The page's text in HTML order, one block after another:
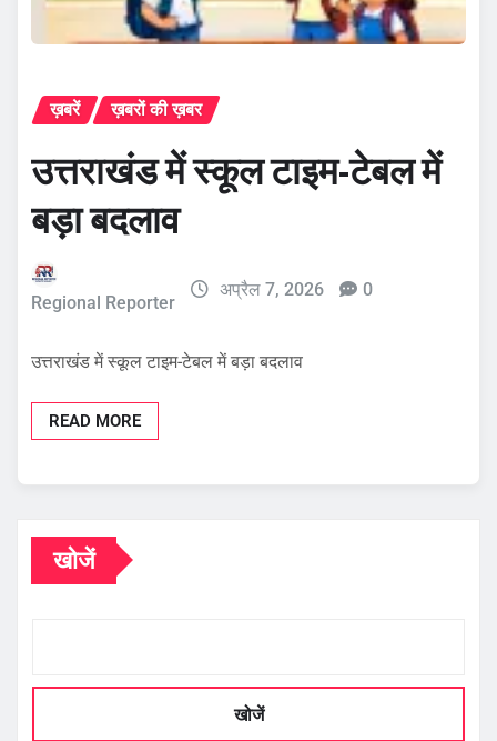
ख़बरें ख़बरों की ख़बर
उत्तराखंड में स्कूल टाइम-टेबल में
बड़ा बदलाव
Regional Reporter
अप्रैल 7, 2026 0
उत्तराखंड में स्कूल टाइम-टेबल में बड़ा बदलाव
READ MORE
खोजें
खोजें